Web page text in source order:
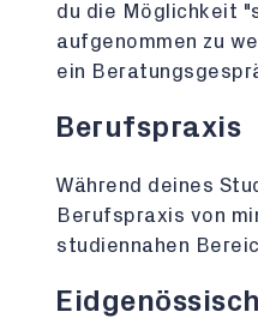
du die Möglichkeit
aufgenommen zu
ein
Berufspraxis
Während deines
Berufspraxis von
studiennahen